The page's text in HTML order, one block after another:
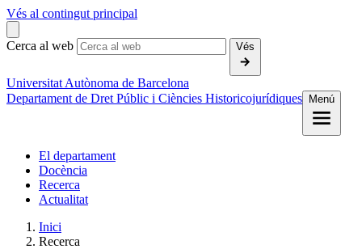
Vés al contingut principal
Cerca al web Vés
Universitat Autònoma de Barcelona
Departament de Dret Públic i Ciències Historicojurídiques
Menú
El departament
Docència
Recerca
Actualitat
Inici
Recerca